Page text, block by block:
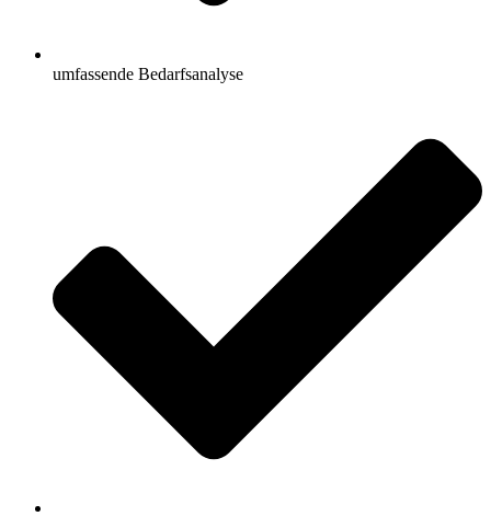
umfassende Bedarfsanalyse